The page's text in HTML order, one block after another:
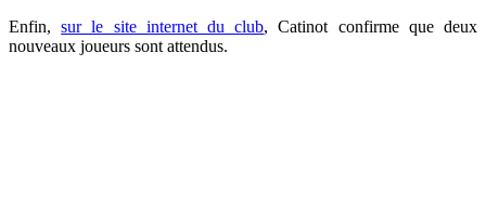
Enfin,sur le site internet du club, Catinot confirme que deux
nouveaux joueurs sont attendus.